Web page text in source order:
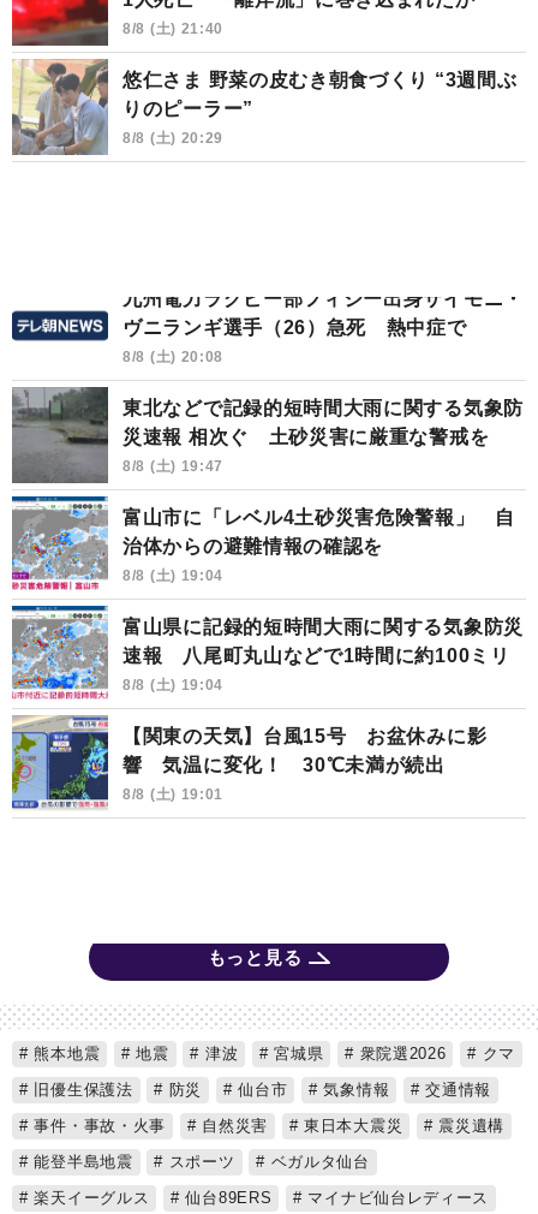
8/8 (土) 21:40
悠仁さま 野菜の皮むき朝食づくり “3週間ぶ
りのピーラー”
8/8 (土) 20:29
九州電力ラグビー部フィジー出身サイモニ・
ヴニランギ選手（26）急死 熱中症で
8/8 (土) 20:08
東北などで記録的短時間大雨に関する気象防
災速報 相次ぐ 土砂災害に厳重な警戒を
8/8 (土) 19:47
富山市に「レベル4土砂災害危険警報」 自
治体からの避難情報の確認を
8/8 (土) 19:04
富山県に記録的短時間大雨に関する気象防災
速報 八尾町丸山などで1時間に約100ミリ
8/8 (土) 19:04
【関東の天気】台風15号 お盆休みに影
響 気温に変化！ 30℃未満が続出
8/8 (土) 19:01
もっと見る
熊本地震 地震 津波 宮城県 衆院選2026
クマ
旧優生保護法
防災 仙台市 気象情報
交通情報
事件・事故・火事
自然災害 東日本大震災
震災遺構
能登半島地震
スポーツ
ベガルタ仙台
楽天イーグルス
仙台89ERS
マイナビ仙台レディース